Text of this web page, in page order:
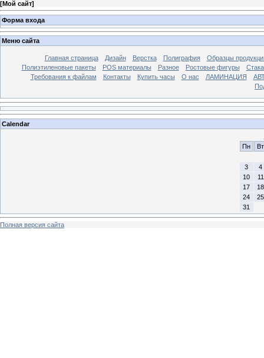
[Мой сайт]
Форма входа
Меню сайта
Главная страница Дизайн Верстка Полиграфия
Образцы
Полиэтиленовые пакеты
POS материалы Разное Ростовые фигуры
Требования к файлам
Контакты Купить часы О нас ЛАМИНАЦИЯ
Calendar
Пн
Вт
3
4
10
11
17
18
24
25
31
Полная версия сайта